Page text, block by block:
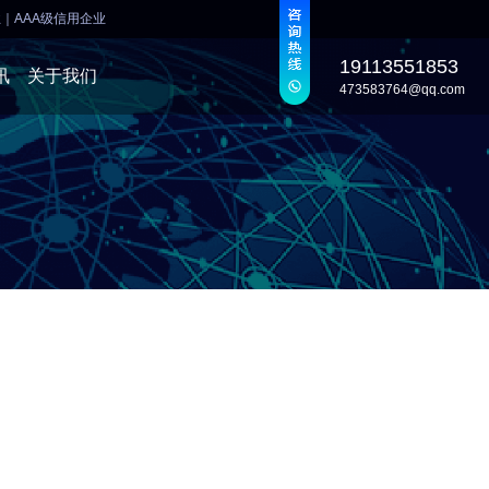
AAA级信用企业
关于我们 19113551853
473583764@qq.com